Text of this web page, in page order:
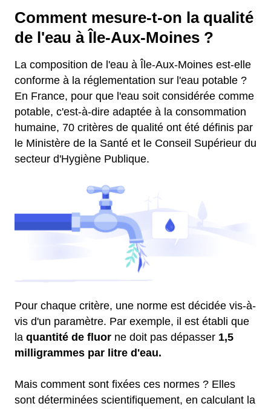
Comment mesure-t-on la qualité
de l'eau à Île-Aux-Moines ?
La composition de l'eau à Île-Aux-Moines est-elle
conforme à la réglementation sur l'eau potable ?
En France, pour que l'eau soit considérée comme
potable, c'est-à-dire adaptée à la consommation
humaine, 70 critères de qualité ont été définis par
le Ministère de la Santé et le Conseil Supérieur du
secteur d'Hygiène Publique.
Pour chaque critère, une norme est décidée vis-à-
vis d'un paramètre. Par exemple, il est établi que
la quantité de fluor ne doit pas dépasser 1,5
milligrammes par litre d'eau.
Mais comment sont fixées ces normes ? Elles
sont déterminées scientifiquement, en calculant la